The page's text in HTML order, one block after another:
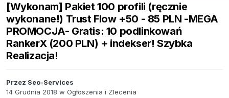
[Wykonam] Pakiet 100 profili (ręcznie
wykonane!) Trust Flow +50 - 85 PLN -MEGA
PROMOCJA- Gratis: 10 podlinkowań
RankerX (200 PLN) + indekser! Szybka
Realizacja!
Przez Seo-Services
14 Grudnia 2018 w Ogłoszenia i Zlecenia